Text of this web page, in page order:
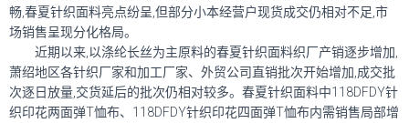
畅,春夏针织面料亮点纷呈,但部分小本经营户现货成交仍相对不足,市
场销售呈现分化格局。
近期以来,以涤纶长丝为主原料的春夏针织面料织厂产销逐步增加,
萧绍地区各针织厂家和加工厂家、外贸公司直销批次开始增加,成交批
次逐日放量,交货延后的批次仍相对较多。春夏针织面料中118DFDY针
织印花两面弹T恤布、118DFDY针织印花四面弹T恤布内需销售局部增